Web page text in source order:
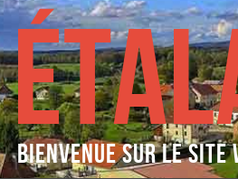
Bienvenue sur le site